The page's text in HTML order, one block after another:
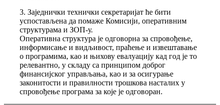
3. Заједнички технички секретаријат ће бити
успостављена да помаже Комисији, оперативним
структурама и ЗОП-у.
Оперативна структура је одговорна за спровођење,
информисање и видљивост, праћење и извештавање
о програмима, као и њихову евалуацију кад год је то
релевантно, у складу са принципом доброг
финансијског управљања, као и за осигурање
законитости и правилности трошкова насталих у
спровођење програма за које је одговоран.